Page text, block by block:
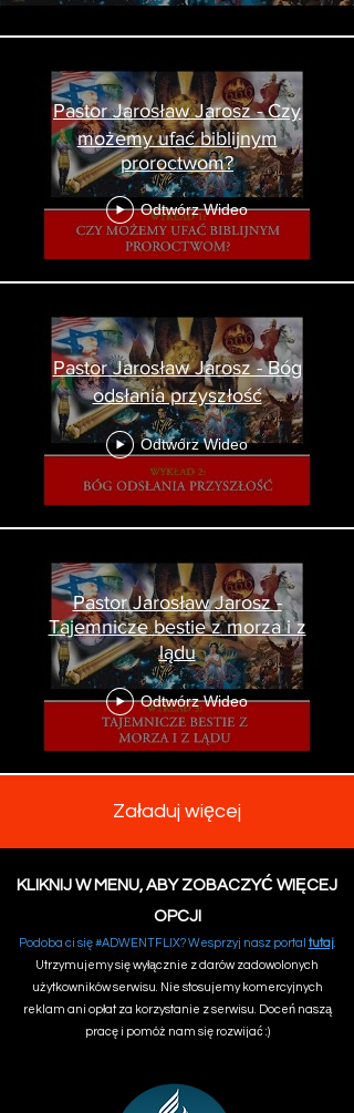
Pastor Jarosław Jarosz - Czy
możemy ufać biblijnym
proroctwom?
Odtwórz Wideo
Pastor Jarosław Jarosz - Bóg
odsłania przyszłość
Odtwórz Wideo
Pastor Jarosław Jarosz -
Tajemnicze bestie z morza i z
lądu
Odtwórz Wideo
Załaduj więcej
KLIKNIJ W MENU, ABY ZOBACZYĆ WIĘCEJ
OPCJI
Podoba ci się #ADWENTFLIX? Wesprzyj nasz portal tutaj.
Utrzymujemy się wyłącznie z darów zadowolonych
użytkowników serwisu. Nie stosujemy komercyjnych
reklam ani opłat za korzystanie z serwisu. Doceń naszą
pracę i pomóż nam się rozwijać :)